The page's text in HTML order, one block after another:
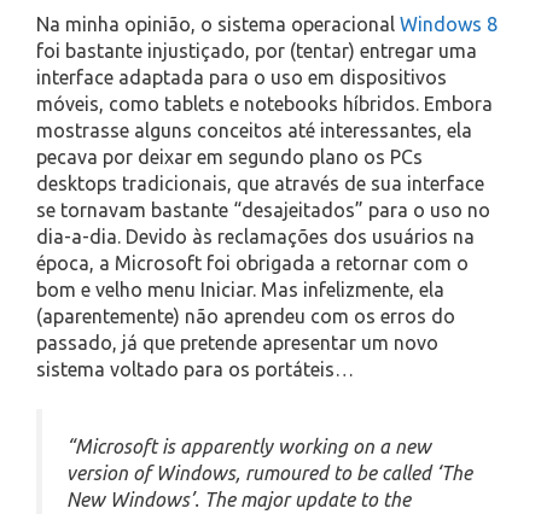
Na minha opinião, o sistema operacional Windows 8
foi bastante injustiçado, por (tentar) entregar uma
interface adaptada para o uso em dispositivos
móveis, como tablets e notebooks híbridos. Embora
mostrasse alguns conceitos até interessantes, ela
pecava por deixar em segundo plano os PCs
desktops tradicionais, que através de sua interface
se tornavam bastante “desajeitados” para o uso no
dia-a-dia. Devido às reclamações dos usuários na
época, a Microsoft foi obrigada a retornar com o
bom e velho menu Iniciar. Mas infelizmente, ela
(aparentemente) não aprendeu com os erros do
passado, já que pretende apresentar um novo
sistema voltado para os portáteis…
“Microsoft is apparently working on a new
version of Windows, rumoured to be called ‘The
New Windows’. The major update to the